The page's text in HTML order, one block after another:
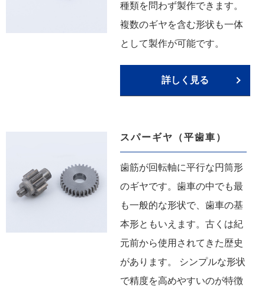
種類を問わず製作できます。
複数のギヤを含む形状も一体
として製作が可能です。
詳しく見る
スパーギヤ（平歯車）
歯筋が回転軸に平行な円筒形
のギヤです。歯車の中でも最
も一般的な形状で、歯車の基
本形ともいえます。古くは紀
元前から使用されてきた歴史
があります。 シンプルな形状
で精度を高めやすいのが特徴